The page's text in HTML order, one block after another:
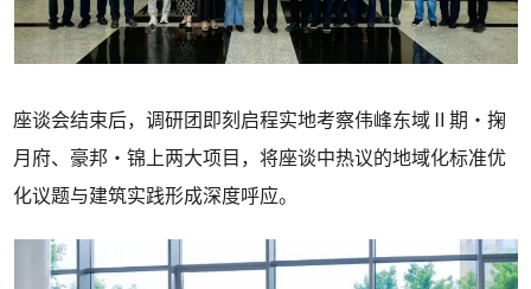
座谈会结束后，调研团即刻启程实地考察伟峰东域Ⅱ期・掬
月府、豪邦・锦上两大项目，将座谈中热议的地域化标准优
化议题与建筑实践形成深度呼应。